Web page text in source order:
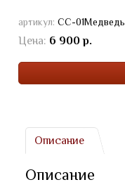
Описание
Описание
артикул: СС-01Медведь
Цена: 6 900 р.